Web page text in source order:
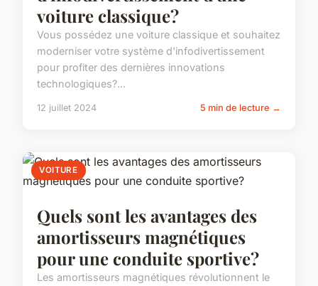
voiture classique?
Vous possédez une voiture classique et souhaitez
moderniser votre système d'infodivertissement
pour profiter des dernières innovations
technologiques?...
12 juillet 2024 5 min de lecture →
VOITURE
Quels sont les avantages des
amortisseurs magnétiques
pour une conduite sportive?
Les amortisseurs magnétiques révolutionnent le